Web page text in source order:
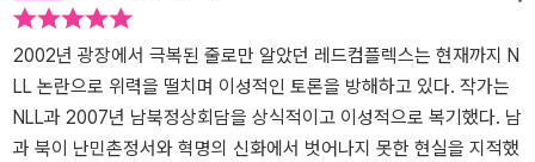
2002년 광장에서 극복된 줄로만 알았던 레드컴플렉스는 현재까지 N
LL 논란으로 위력을 떨치며 이성적인 토론을 방해하고 있다. 작가는
NLL과 2007년 남북정상회담을 상식적이고 이성적으로 복기했다. 남
과 북이 난민촌정서와 혁명의 신화에서 벗어나지 못한 현실을 지적했